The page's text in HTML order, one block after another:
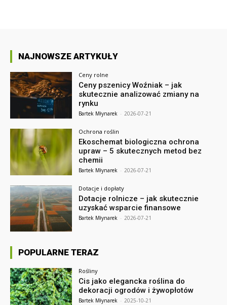
NAJNOWSZE ARTYKUŁY
Ceny rolne
Ceny pszenicy Woźniak – jak
skutecznie analizować zmiany na
rynku
Bartek Młynarek - 2026-07-21
Ochrona roślin
Ekoschemat biologiczna ochrona
upraw – 5 skutecznych metod bez
chemii
Bartek Młynarek - 2026-07-21
Dotacje i dopłaty
Dotacje rolnicze – jak skutecznie
uzyskać wsparcie finansowe
Bartek Młynarek - 2026-07-21
POPULARNE TERAZ
Rośliny
Cis jako elegancka roślina do
dekoracji ogrodów i żywopłotów
Bartek Młynarek - 2025-10-21